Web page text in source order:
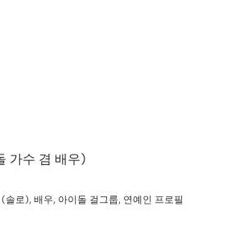
가수 겸 배우)
(솔로), 배우, 아이돌 걸그룹, 연예인 프로필